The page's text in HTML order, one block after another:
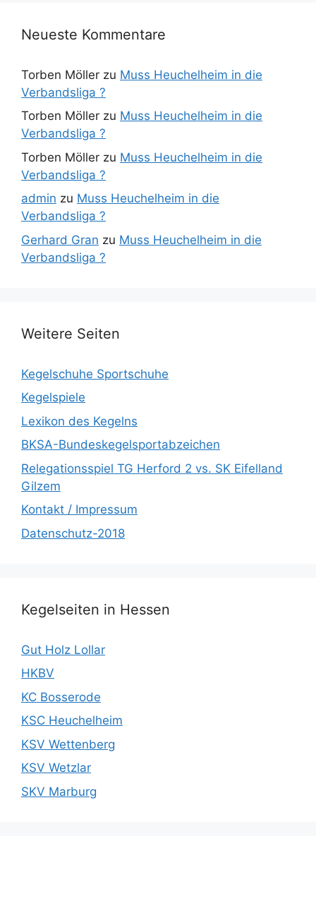
Neueste Kommentare
Torben Möller zu Muss Heuchelheim in die
Verbandsliga ?
Torben Möller zu Muss Heuchelheim in die
Verbandsliga ?
Torben Möller zu Muss Heuchelheim in die
Verbandsliga ?
admin zu Muss Heuchelheim in die
Verbandsliga ?
Gerhard Gran zu Muss Heuchelheim in die
Verbandsliga ?
Weitere Seiten
Kegelschuhe Sportschuhe
Kegelspiele
Lexikon des Kegelns
BKSA-Bundeskegelsportabzeichen
Relegationsspiel TG Herford 2 vs. SK Eifelland
Gilzem
Kontakt / Impressum
Datenschutz-2018
Kegelseiten in Hessen
Gut Holz Lollar
HKBV
KC Bosserode
KSC Heuchelheim
KSV Wettenberg
KSV Wetzlar
SKV Marburg